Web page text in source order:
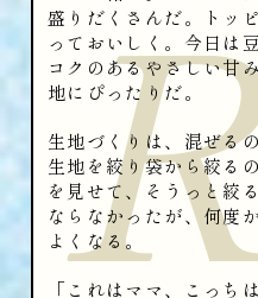
盛りだくさんだ。トッ
っておいしく。今日は
コクのあるやさしい甘
地にぴったりだ。
生地づくりは、混ぜる
生地を絞り袋から絞る
を見せて、そうっと絞
ならなかったが、何度
よくなる。
「これはママ、こっち